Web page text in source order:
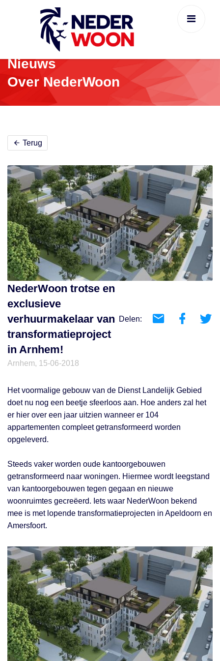
Nieuws
Over NederWoon
Terug
NederWoon trotse en
exclusieve
verhuurmakelaar van
transformatieproject
in Arnhem!
Delen:
Arnhem, 15-06-2018
Het voormalige gebouw van de Dienst Landelijk Gebied
doet nu nog een beetje sfeerloos aan. Hoe anders zal het
er hier over een jaar uitzien wanneer er 104
appartementen compleet getransformeerd worden
opgeleverd.
Steeds vaker worden oude kantoorgebouwen
getransformeerd naar woningen. Hiermee wordt leegstand
van kantoorgebouwen tegen gegaan en nieuwe
woonruimtes gecreëerd. Iets waar NederWoon bekend
mee is met lopende transformatieprojecten in Apeldoorn en
Amersfoort.